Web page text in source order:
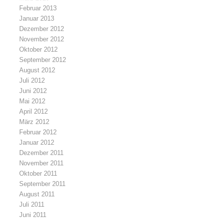
Februar 2013
Januar 2013
Dezember 2012
November 2012
Oktober 2012
September 2012
August 2012
Juli 2012
Juni 2012
Mai 2012
April 2012
März 2012
Februar 2012
Januar 2012
Dezember 2011
November 2011
Oktober 2011
September 2011
August 2011
Juli 2011
Juni 2011